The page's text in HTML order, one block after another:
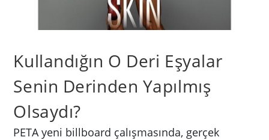
Kullandığın O Deri Eşyalar
Senin Derinden Yapılmış
Olsaydı?
PETA yeni billboard çalışmasında, gerçek